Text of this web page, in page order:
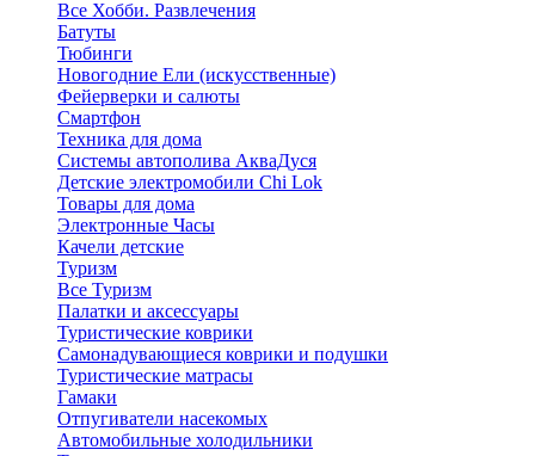
Все Хобби. Развлечения
Батуты
Тюбинги
Новогодние Ели (искусственные)
Фейерверки и салюты
Смартфон
Техника для дома
Системы автополива АкваДуся
Детские электромобили Chi Lok
Товары для дома
Электронные Часы
Качели детские
Туризм
Все Туризм
Палатки и аксессуары
Туристические коврики
Самонадувающиеся коврики и подушки
Туристические матрасы
Гамаки
Отпугиватели насекомых
Автомобильные холодильники